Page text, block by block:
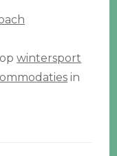
opwintersport
in